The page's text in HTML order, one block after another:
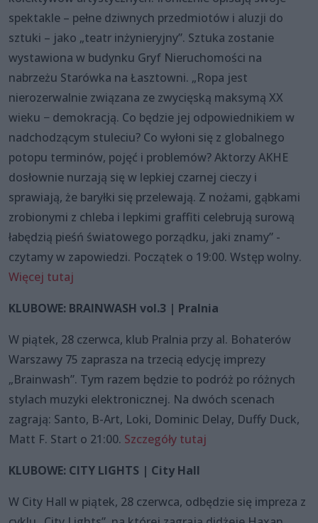
spektakle – pełne dziwnych przedmiotów i aluzji do
sztuki – jako „teatr inżynieryjny”. Sztuka zostanie
wystawiona w budynku Gryf Nieruchomości na
nabrzeżu Starówka na Łasztowni. „Ropa jest
nierozerwalnie związana ze zwycięską maksymą XX
wieku − demokracją. Co będzie jej odpowiednikiem w
nadchodzącym stuleciu? Co wyłoni się z globalnego
potopu terminów, pojęć i problemów? Aktorzy AKHE
dosłownie nurzają się w lepkiej czarnej cieczy i
sprawiają, że baryłki się przelewają. Z nożami, gąbkami
zrobionymi z chleba i lepkimi graffiti celebrują surową
łabędzią pieśń światowego porządku, jaki znamy” -
czytamy w zapowiedzi. Początek o 19:00. Wstęp wolny.
Więcej tutaj
KLUBOWE: BRAINWASH vol.3 | Pralnia
W piątek, 28 czerwca, klub Pralnia przy al. Bohaterów
Warszawy 75 zaprasza na trzecią edycję imprezy
„Brainwash”. Tym razem będzie to podróż po różnych
stylach muzyki elektronicznej. Na dwóch scenach
zagrają: Santo, B-Art, Loki, Dominic Delay, Duffy Duck,
Matt F. Start o 21:00. Szczegóły tutaj
KLUBOWE: CITY LIGHTS | City Hall
W City Hall w piątek, 28 czerwca, odbędzie się impreza z